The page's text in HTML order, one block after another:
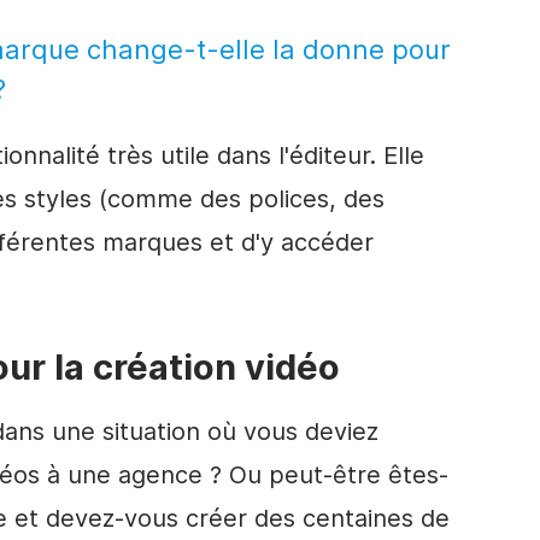
change-t-elle la donne pour
très utile dans l'éditeur. Elle
styles (comme des polices, des
marques et d'y accéder
la création vidéo
une situation où vous deviez
à une agence ? Ou peut-être êtes-
et devez-vous créer des centaines de